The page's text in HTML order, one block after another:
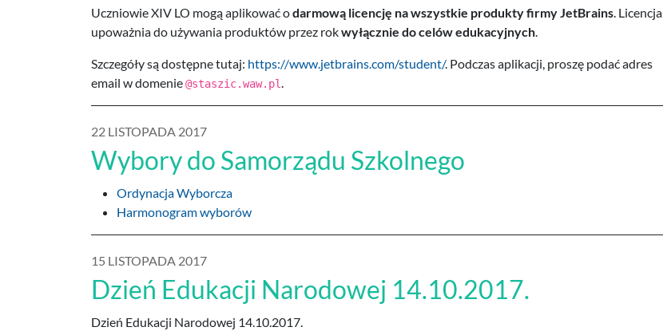
Uczniowie XIV LO mogą aplikować odarmową licencję na wszystkie produkty firmy JetBrains. Licencja
upoważnia do używania produktów przez rokwyłącznie do celów edukacyjnych.
Szczegóły są dostępne tutaj: https://www.jetbrains.com/student/. Podczas aplikacji, proszę podać adres
email w domenie@staszic.waw.pl.
22 LISTOPADA 2017
Wybory do Samorządu Szkolnego
Ordynacja Wyborcza
Harmonogram wyborów
15 LISTOPADA 2017
Dzień Edukacji Narodowej 14.10.2017.
Dzień Edukacji Narodowej 14.10.2017.